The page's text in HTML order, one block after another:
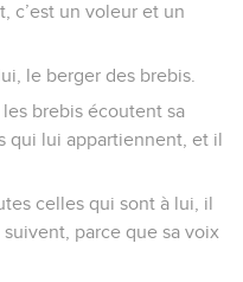
c’est un voleur et un
le berger des brebis.
brebis écoutent sa
qui lui appartiennent, et il
celles qui sont à lui, il
parce que sa voix